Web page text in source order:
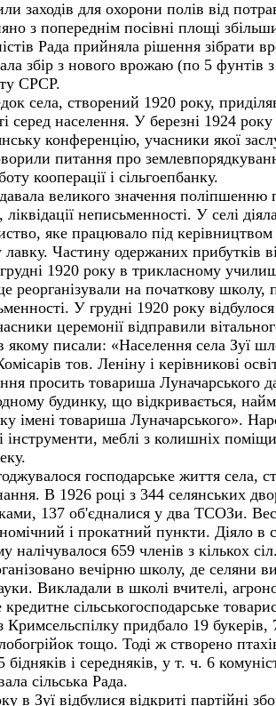
заходів для охорони полів від
з попереднім посівні площі
Рада прийняла рішення зібрати
збір з нового врожаю (по 5 фунтів
СРСР.
села, створений 1920 року,
серед населення. У березні 1924 року
конференцію, учасники якої
питання про
кооперації і сільгоепбанку.
великого значення поліпшенню
ліквідації неписьменності. У селі
яке працювало під керівництвом
Частину одержаних прибутків
1920 року в трикласному
реорганізували на початкову
У грудні 1920 року
церемонії відправили
якому писали: «Населення села Зуї
тов. Леніну і керівникові
просить товариша Луначарського
будинку, що відкривається,
імені товариша Луначарського».
інструменти, меблі з колишніх
господарське життя села,
В 1926 році з 344 селянських
137 об'єдналися у два ТСОЗи.
і прокатний пункти. Діяло в
налічувалося 659 членів з кількох
вечірню школу, де селяни
Викладали в школі вчителі,
сільськогосподарське
Кримсельспілку придбало 19 букерів,
тощо. Тоді ж створено
бідня­ків і середняків, у т. ч. 6
сіль­ська Рада.
в Зуї відбулися відкриті партійні